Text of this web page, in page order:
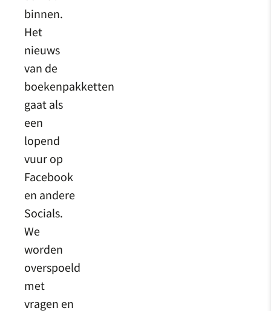
binnen.
Het
nieuws
van de
boekenpakketten
gaat als
een
lopend
vuur op
Facebook
en andere
Socials.
We
worden
overspoeld
met
vragen en